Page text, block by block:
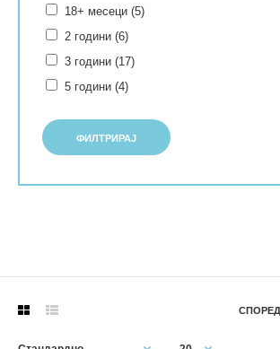
18+ месеци (5)
2 години (6)
3 години (17)
5 години (4)
ФИЛТРИРАЈ